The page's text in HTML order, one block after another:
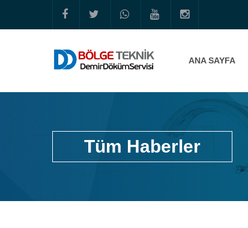
ANA SAYFA
Tüm Haberler